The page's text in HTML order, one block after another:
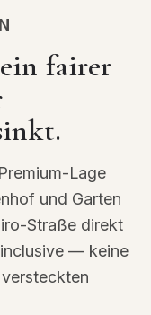
fairer
Lage
und Garten
Straße direkt
— keine